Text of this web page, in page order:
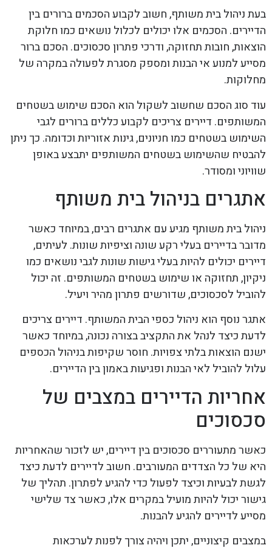
בעת ניהול בית משותף, חשוב לקבוע הסכמים ברורים בין
הדיירים. הסכמים אלו יכולים לכלול נושאים כמו חלוקת
הוצאות, חובות תחזוקה, ודרכי פתרון סכסוכים. הסכם ברור
מסייע למנוע אי הבנות ומספק מסגרת לפעולה במקרה של
מחלוקות.
עוד סוג הסכם שחשוב לשקול הוא הסכם שימוש בשטחים
המשותפים. דיירים צריכים לקבוע כללים ברורים לגבי
השימוש בשטחים כמו חניונים, גינות אזוריות וכדומה. כך ניתן
להבטיח שהשימוש בשטחים המשותפים יתבצע באופן
שוויוני ומסודר.
אתגרים בניהול בית משותף
ניהול בית משותף מגיע עם אתגרים רבים, במיוחד כאשר
מדובר בדיירים בעלי רקע שונה וציפיות שונות. לעיתים,
דיירים יכולים להיות בעלי גישות שונות לגבי נושאים כמו
ניקיון, תחזוקה או שימוש בשטחים המשותפים. זה יכול
להוביל לסכסוכים, שדורשים פתרון מהיר ויעיל.
אתגר נוסף הוא ניהול כספי הבית המשותף. דיירים צריכים
לדעת כיצד לנהל את התקציב בצורה נכונה, במיוחד כאשר
ישנם הוצאות בלתי צפויות. חוסר שקיפות בניהול הכספים
עלול להוביל לאי הבנות ופגיעות באמון בין הדיירים.
אחריות הדיירים במצבים של
סכסוכים
כאשר מתעוררים סכסוכים בין דיירים, יש לזכור שהאחריות
היא של כל הצדדים המעורבים. חשוב לדיירים לדעת כיצד
לגשת לבעיות וכיצד לפעול כדי להגיע לפתרון. תהליך של
גישור יכול להיות מועיל במקרים אלו, כאשר צד שלישי
מסייע לדיירים להגיע להבנות.
במצבים קיצוניים, יתכן ויהיה צורך לפנות לערכאות